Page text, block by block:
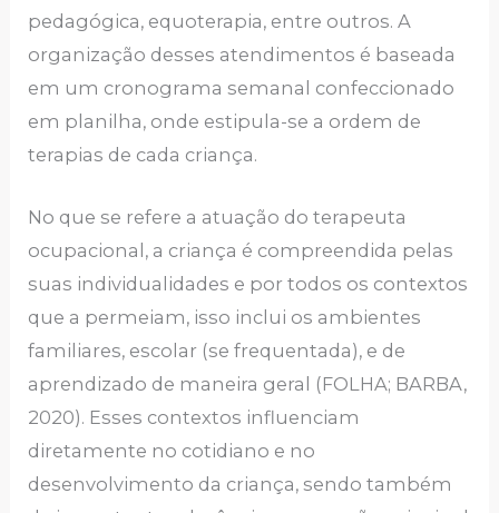
pedagógica, equoterapia, entre outros. A
organização desses atendimentos é baseada
em um cronograma semanal confeccionado
em planilha, onde estipula-se a ordem de
terapias de cada criança.
No que se refere a atuação do terapeuta
ocupacional, a criança é compreendida pelas
suas individualidades e por todos os contextos
que a permeiam, isso inclui os ambientes
familiares, escolar (se frequentada), e de
aprendizado de maneira geral (FOLHA; BARBA,
2020). Esses contextos influenciam
diretamente no cotidiano e no
desenvolvimento da criança, sendo também